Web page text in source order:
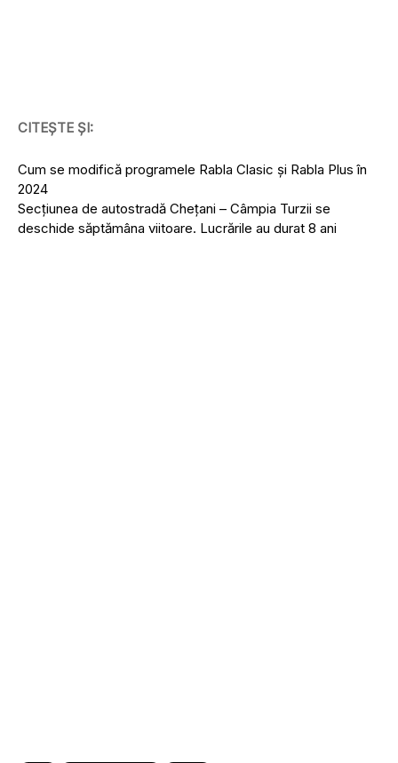
CITEȘTE ȘI:
Cum se modifică programele Rabla Clasic și Rabla Plus în
2024
Secțiunea de autostradă Chețani – Câmpia Turzii se
deschide săptămâna viitoare. Lucrările au durat 8 ani